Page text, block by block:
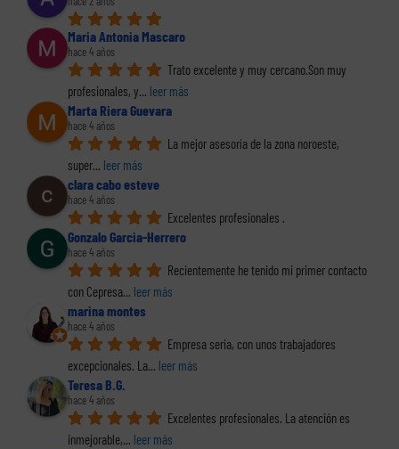
Maria Antonia Mascaro
hace 4 años
Trato excelente y muy cercano.Son muy
profesionales, y... leer más
Marta Riera Guevara
hace 4 años
La mejor asesoría de la zona noroeste,
super... leer más
clara cabo esteve
hace 4 años
Excelentes profesionales .
Gonzalo Garcia-Herrero
hace 4 años
Recientemente he tenido mi primer contacto
con Cepresa... leer más
marina montes
hace 4 años
Empresa seria, con unos trabajadores
excepcionales. La... leer más
Teresa B.G.
hace 4 años
Excelentes profesionales. La atención es
inmejorable,... leer más